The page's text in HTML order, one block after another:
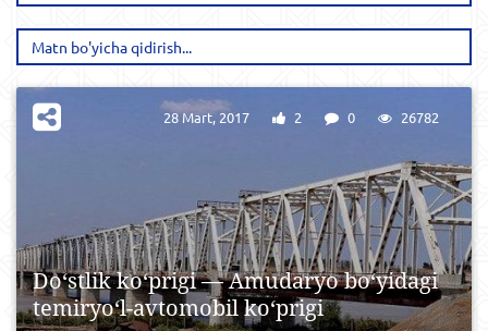
Do‘stlik ko‘prigi — Amudaryo bo‘yidagi
temiryo‘l-avtomobil ko‘prigi
28 Mart, 2017 2 0 26782